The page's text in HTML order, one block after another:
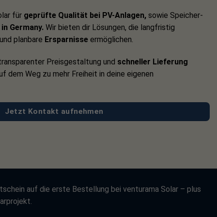
für geprüfte Qualität bei PV-Anlagen, sowie Speicher-
Germany. Wir bieten dir Lösungen, die langfristig
und planbare Ersparnisse ermöglichen.
Preisgestaltung und schneller Lieferung
dem Weg zu mehr Freiheit in deine eigenen
Jetzt Kontakt aufnehmen
auf die erste Bestellung bei venturama Solar – plus